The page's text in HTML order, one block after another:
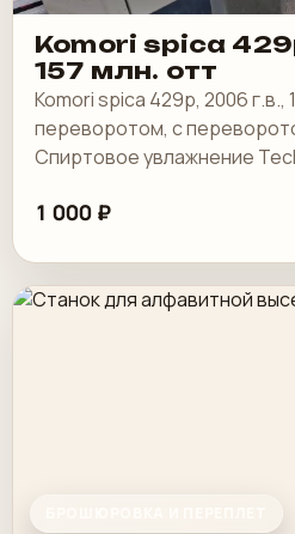
Komori spica
157 млн. отт
Komori spica 429p, 2006 г.в.,
переворотом, с
Спиртовое увлажнение
1 000 ₽